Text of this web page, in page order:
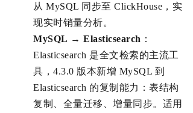
从 MySQL 同步至 ClickHouse，实
现实时销量分析。
MySQL → Elasticsearch ：
Elasticsearch 是全文检索的主流工
具，4.3.0 版本新增 MySQL 到
Elasticsearch 的复制能力：表结构
复制、全量迁移、增量同步。适用